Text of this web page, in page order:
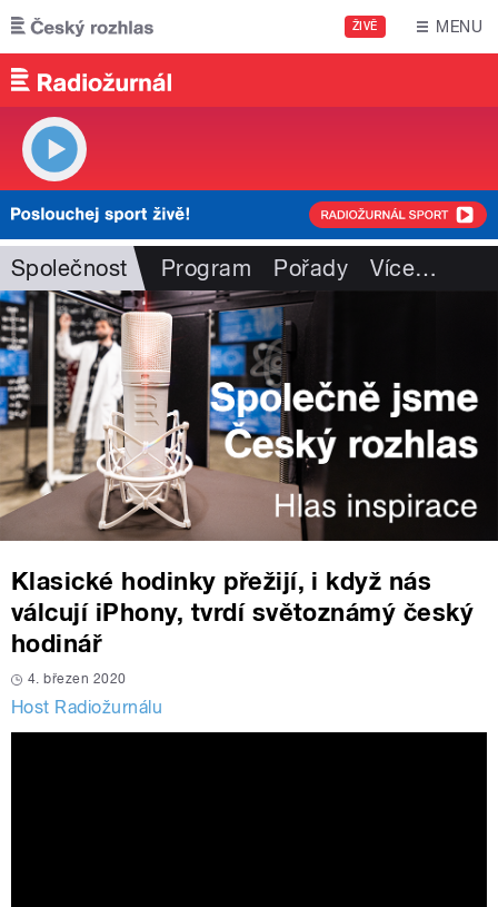
Přejít k hlavnímu obsahu
ŽIVĚ MENU
Společnost Program Pořady Více…
Klasické hodinky přežijí, i když nás
válcují iPhony, tvrdí světoznámý český
hodinář
4. březen 2020
Host Radiožurnálu